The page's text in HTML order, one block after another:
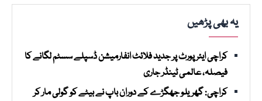
یہ بھی پڑھیں
کراچی ایئرپورٹ پر جدید فلائٹ انفارمیشن ڈسپلے سسٹم لگانے کا
فیصلہ، عالمی ٹینڈر جاری
کراچی: گھریلو جھگڑے کے دوران باپ نے بیٹے کو گولی مار کر